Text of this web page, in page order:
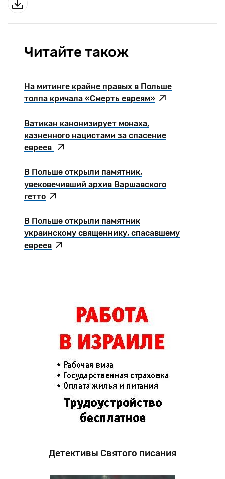
Читайте також
На митинге крайне правых в Польше
толпа кричала «Смерть евреям»
Ватикан канонизирует монаха,
казненного нацистами за спасение
евреев
В Польше открыли памятник,
увековечивший архив Варшавского
гетто
В Польше открыли памятник
украинскому священнику, спасавшему
евреев
Детективы Святого писания